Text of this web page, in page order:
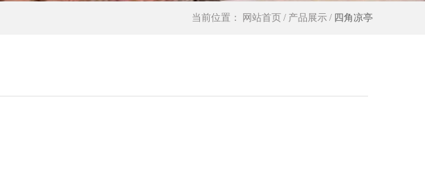
当前位置： 网站首页 / 产品展示 / 四角凉亭